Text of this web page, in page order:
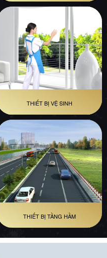
THIẾT BỊ VỆ SINH
THIẾT BỊ TẦNG HẦM